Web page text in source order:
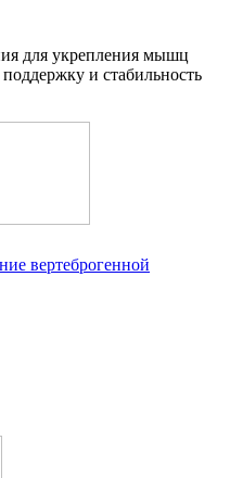
для укрепления мышц
и стабильность
вертеброгенной